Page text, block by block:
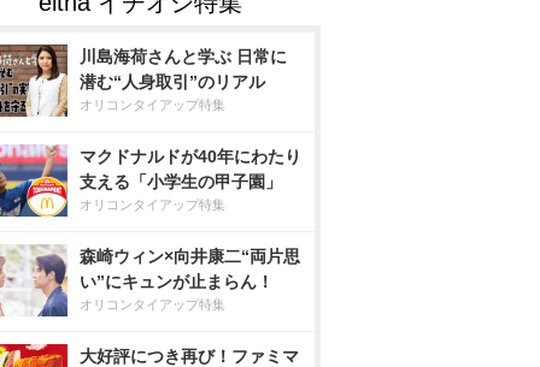
川島海荷さんと学ぶ 日常に
潜む“人身取引”のリアル
オリコンタイアップ特集
マクドナルドが40年にわたり
支える「小学生の甲子園」
オリコンタイアップ特集
森崎ウィン×向井康二“両片思
い”にキュンが止まらん！
オリコンタイアップ特集
大好評につき再び！ファミマ